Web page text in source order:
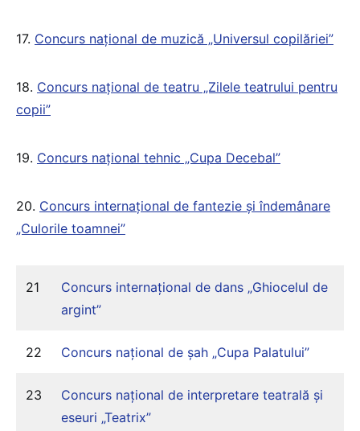
17. Concurs național de muzică „Universul copilăriei”
18. Concurs național de teatru „Zilele teatrului pentru
copii”
19. Concurs național tehnic „Cupa Decebal”
20. Concurs internațional de fantezie și îndemânare
„Culorile toamnei”
21
Concurs internațional de dans „Ghiocelul de
argint”
22 Concurs național de șah „Cupa Palatului”
23
Concurs național de interpretare teatrală și
eseuri „Teatrix”